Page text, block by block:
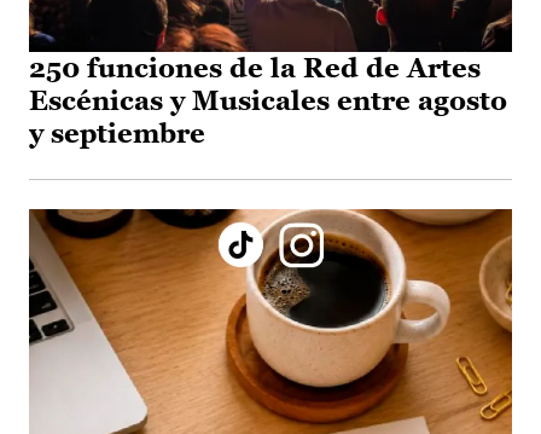
250 funciones de la Red de Artes
Escénicas y Musicales entre agosto
y septiembre